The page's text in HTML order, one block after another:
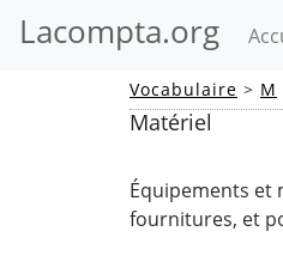
Lacompta.org
Vocabulaire > M
Matériel
Équipements et
fournitures, et